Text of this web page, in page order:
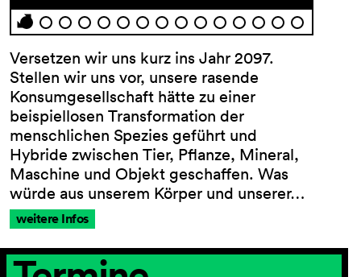
AGB
Datenschutz
Versetzen wir uns kurz ins Jahr 2097.
Stellen wir uns vor, unsere rasende
Konsumgesellschaft hätte zu einer
beispiellosen Transformation der
menschlichen Spezies geführt und
Hybride zwischen Tier, Pflanze, Mineral,
Maschine und Objekt geschaffen. Was
würde aus unserem Körper und unserer…
weitere Infos